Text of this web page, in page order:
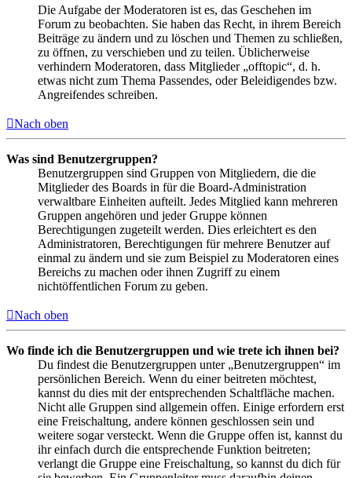
Die Aufgabe der Moderatoren ist es, das Geschehen im
Forum zu beobachten. Sie haben das Recht, in ihrem Bereich
Beiträge zu ändern und zu löschen und Themen zu schließen,
zu öffnen, zu verschieben und zu teilen. Üblicherweise
verhindern Moderatoren, dass Mitglieder „offtopic“, d. h.
etwas nicht zum Thema Passendes, oder Beleidigendes bzw.
Angreifendes schreiben.
Nach oben
Was sind Benutzergruppen?
Benutzergruppen sind Gruppen von Mitgliedern, die die
Mitglieder des Boards in für die Board-Administration
verwaltbare Einheiten aufteilt. Jedes Mitglied kann mehreren
Gruppen angehören und jeder Gruppe können
Berechtigungen zugeteilt werden. Dies erleichtert es den
Administratoren, Berechtigungen für mehrere Benutzer auf
einmal zu ändern und sie zum Beispiel zu Moderatoren eines
Bereichs zu machen oder ihnen Zugriff zu einem
nichtöffentlichen Forum zu geben.
Nach oben
Wo finde ich die Benutzergruppen und wie trete ich ihnen bei?
Du findest die Benutzergruppen unter „Benutzergruppen“ im
persönlichen Bereich. Wenn du einer beitreten möchtest,
kannst du dies mit der entsprechenden Schaltfläche machen.
Nicht alle Gruppen sind allgemein offen. Einige erfordern erst
eine Freischaltung, andere können geschlossen sein und
weitere sogar versteckt. Wenn die Gruppe offen ist, kannst du
ihr einfach durch die entsprechende Funktion beitreten;
verlangt die Gruppe eine Freischaltung, so kannst du dich für